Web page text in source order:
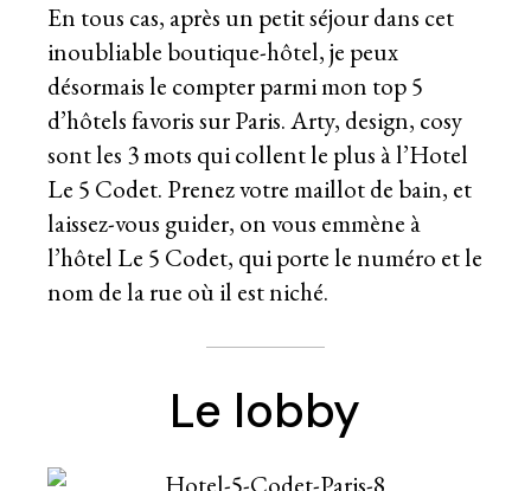
En tous cas, après un petit séjour dans cet
inoubliable boutique-hôtel, je peux
désormais le compter parmi mon top 5
d’hôtels favoris sur Paris. Arty, design, cosy
sont les 3 mots qui collent le plus à l’Hotel
Le 5 Codet. Prenez votre maillot de bain, et
laissez-vous guider, on vous emmène à
l’hôtel Le 5 Codet, qui porte le numéro et le
nom de la rue où il est niché.
Le lobby